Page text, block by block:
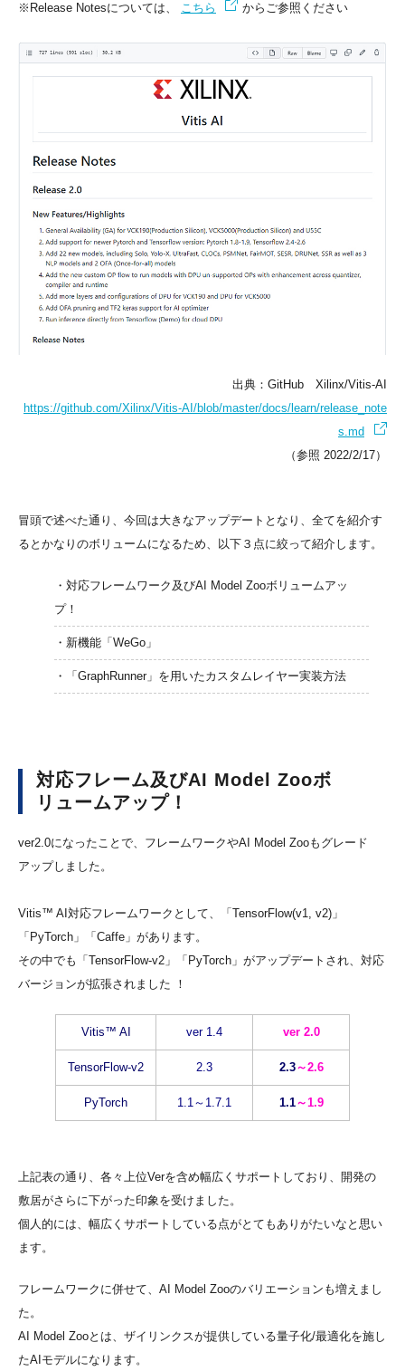
※Release Notesについては、 こちら からご参照ください
出典：GitHub Xilinx/Vitis-AI
https://github.com/Xilinx/Vitis-AI/blob/master/docs/learn/release_note
s.md
（参照 2022/2/17）
冒頭で述べた通り、今回は大きなアップデートとなり、全てを紹介す
るとかなりのボリュームになるため、以下３点に絞って紹介します。
・対応フレームワーク及びAI Model Zooボリュームアッ
プ！
・新機能「WeGo」
・「GraphRunner」を用いたカスタムレイヤー実装方法
対応フレーム及びAI Model Zooボ
リュームアップ！
ver2.0になったことで、フレームワークやAI Model Zooもグレード
アップしました。
Vitis™ AI対応フレームワークとして、「TensorFlow(v1, v2)」
「PyTorch」「Caffe」があります。
その中でも「TensorFlow-v2」「PyTorch」がアップデートされ、対応
バージョンが拡張されました ！
Vitis™ AI ver 1.4 ver 2.0
TensorFlow-v2 2.3 2.3～2.6
PyTorch 1.1～1.7.1 1.1～1.9
上記表の通り、各々上位Verを含め幅広くサポートしており、開発の
敷居がさらに下がった印象を受けました。
個人的には、幅広くサポートしている点がとてもありがたいなと思い
ます。
フレームワークに併せて、AI Model Zooのバリエーションも増えまし
た。
AI Model Zooとは、ザイリンクスが提供している量子化/最適化を施し
たAIモデルになります。